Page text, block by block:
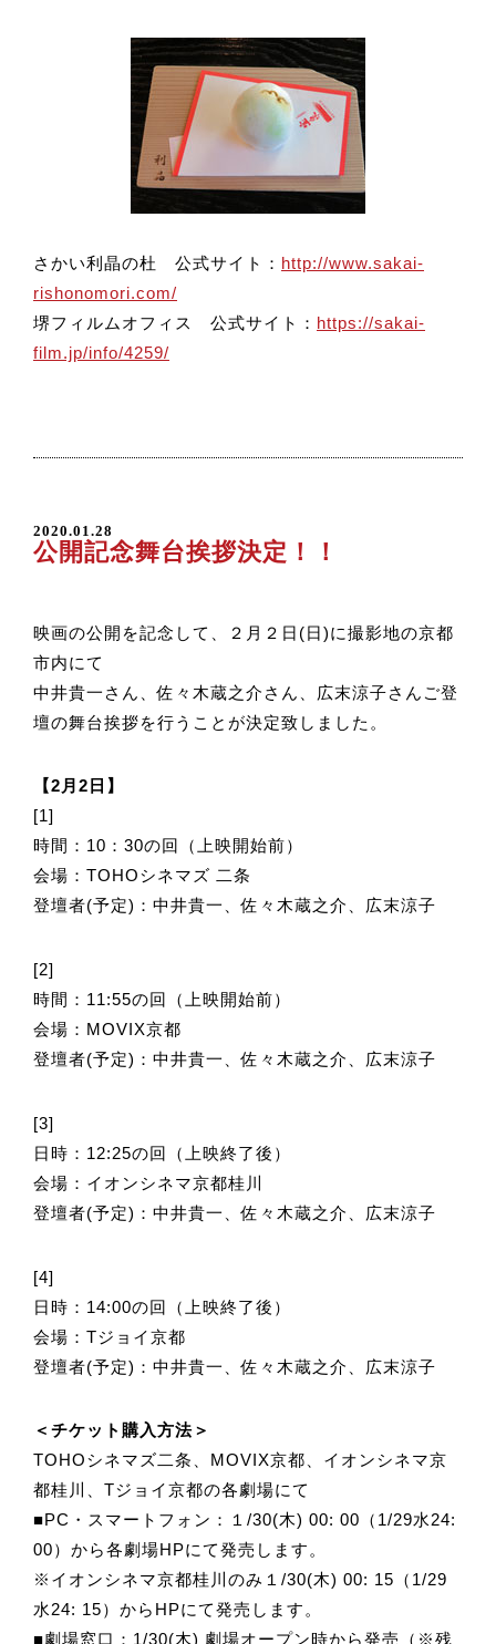
さかい利晶の杜 公式サイト： http://www.sakai-
rishonomori.com/
堺フィルムオフィス 公式サイト： https://sakai-
film.jp/info/4259/
2020.01.28
公開記念舞台挨拶決定！！
映画の公開を記念して、２月２日(日)に撮影地の京都
市内にて
中井貴一さん、佐々木蔵之介さん、広末涼子さんご登
壇の舞台挨拶を行うことが決定致しました。
【2月2日】
[1]
時間：10：30の回（上映開始前）
会場：TOHOシネマズ 二条
登壇者(予定)：中井貴一、佐々木蔵之介、広末涼子
[2]
時間：11:55の回（上映開始前）
会場：MOVIX京都
登壇者(予定)：中井貴一、佐々木蔵之介、広末涼子
[3]
日時：12:25の回（上映終了後）
会場：イオンシネマ京都桂川
登壇者(予定)：中井貴一、佐々木蔵之介、広末涼子
[4]
日時：14:00の回（上映終了後）
会場：Tジョイ京都
登壇者(予定)：中井貴一、佐々木蔵之介、広末涼子
＜チケット購入方法＞
TOHOシネマズ二条、MOVIX京都、イオンシネマ京
都桂川、Tジョイ京都の各劇場にて
■PC・スマートフォン：１/30(木) 00: 00（1/29水24:
00）から各劇場HPにて発売します。
※イオンシネマ京都桂川のみ１/30(木) 00: 15（1/29
水24: 15）からHPにて発売します。
■劇場窓口：1/30(木) 劇場オープン時から発売（※残